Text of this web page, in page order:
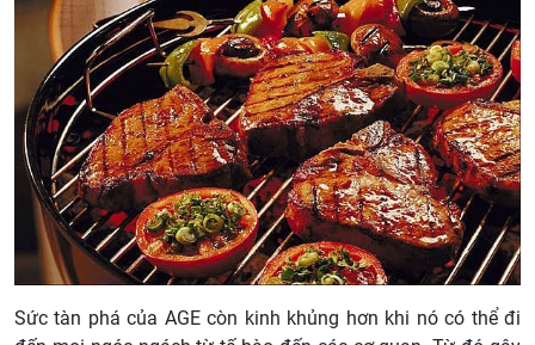
Sức tàn phá của AGE còn kinh khủng hơn khi nó có thể đi